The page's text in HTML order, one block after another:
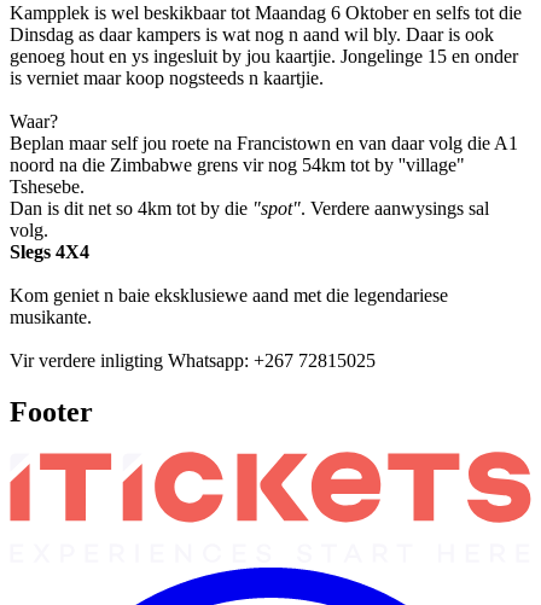
Kampplek is wel beskikbaar tot Maandag 6 Oktober en selfs tot die
Dinsdag as daar kampers is wat nog n aand wil bly. Daar is ook
genoeg hout en ys ingesluit by jou kaartjie. Jongelinge 15 en onder
is verniet maar koop nogsteeds n kaartjie.
Waar?
Beplan maar self jou roete na Francistown en van daar volg die A1
noord na die Zimbabwe grens vir nog 54km tot by ''village"
Tshesebe.
Dan is dit net so 4km tot by die "spot". Verdere aanwysings sal
volg.
Slegs 4X4
Kom geniet n baie eksklusiewe aand met die legendariese
musikante.
Vir verdere inligting Whatsapp: +267 72815025
Footer